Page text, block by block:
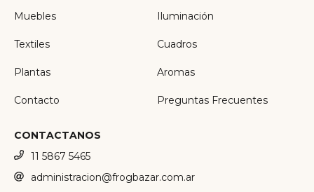
Muebles Iluminación
Textiles Cuadros
Plantas Aromas
Contacto Preguntas Frecuentes
CONTACTANOS
11 5867 5465
administracion@frogbazar.com.ar